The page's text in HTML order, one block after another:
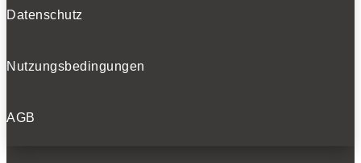
Datenschutz
Nutzungsbedingungen
AGB